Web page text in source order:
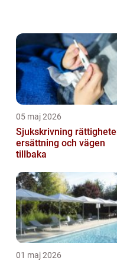
05 maj 2026
Sjukskrivning rättigheter,
ersättning och vägen
tillbaka
01 maj 2026